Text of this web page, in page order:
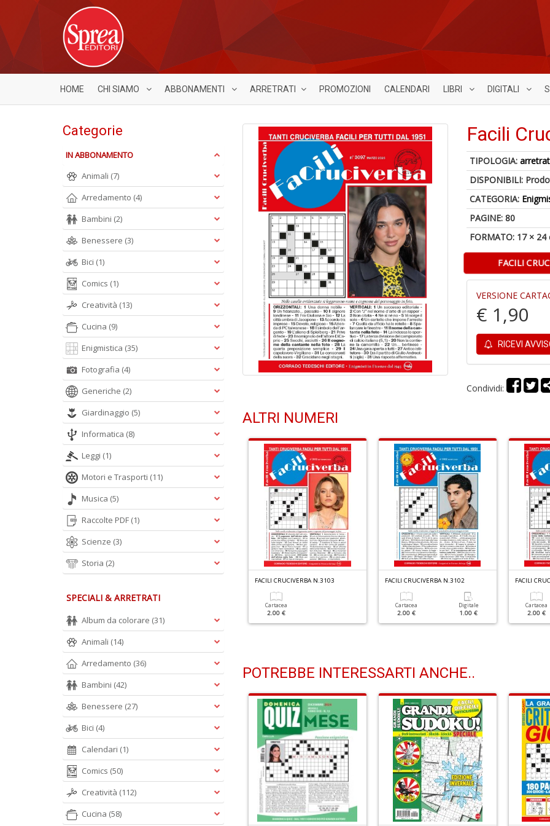
HOME CHI SIAMO ABBONAMENTI ARRETRATI PROMOZIONI CALENDARI LIBRI DIGITALI
Facili
TIPOLOGIA:
DISPONIBILI:
CATEGORIA:
PAGINE: 80
FORMATO: 17 × 24
FACILI
VERSIONE
€ 1,90
RICEVI
Condividi:
ALTRI NUMERI
FACILI CRUCIVERBA N.3103
Cartacea
2.00 €
FACILI CRUCIVERBA N.3102
Cartacea
2.00 €
Digitale
1.00 €
FACILI
Cartacea
2.00 €
POTREBBE INTERESSARTI ANCHE..
Categorie
IN ABBONAMENTO
Animali (7)
Arredamento (4)
Bambini (2)
Benessere (3)
Bici (1)
Comics (1)
Creatività (13)
Cucina (9)
Enigmistica (35)
Fotografia (4)
Generiche (2)
Giardinaggio (5)
Informatica (8)
Leggi (1)
Motori e Trasporti (11)
Musica (5)
Raccolte PDF (1)
Scienze (3)
Storia (2)
SPECIALI & ARRETRATI
Album da colorare (31)
Animali (14)
Arredamento (36)
Bambini (42)
Benessere (27)
Bici (4)
Calendari (1)
Comics (50)
Creatività (112)
Cucina (58)